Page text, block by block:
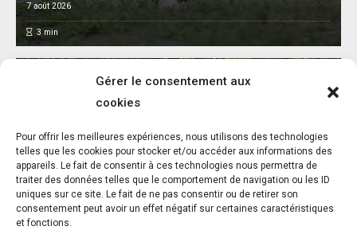
Gérer le consentement aux
cookies
Pour offrir les meilleures expériences, nous utilisons des technologies
telles que les cookies pour stocker et/ou accéder aux informations des
appareils. Le fait de consentir à ces technologies nous permettra de
traiter des données telles que le comportement de navigation ou les ID
uniques sur ce site. Le fait de ne pas consentir ou de retirer son
consentement peut avoir un effet négatif sur certaines caractéristiques
et fonctions.
7 août 2026
3 min
L’association FUTUR dénonce le recours à
des « tirs sanitaires » sur des animaux
sauvages déjà victimes de l’incendie
d’Achères-la-Forêt
7 août 2026